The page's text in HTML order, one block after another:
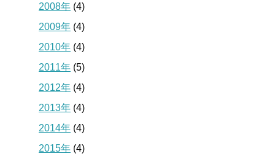
2008年 (4)
2009年 (4)
2010年 (4)
2011年 (5)
2012年 (4)
2013年 (4)
2014年 (4)
2015年 (4)